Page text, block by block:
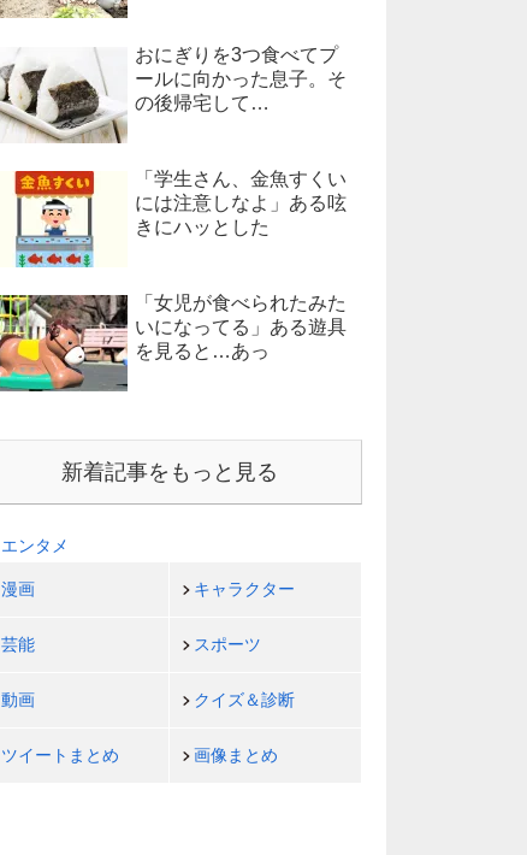
おにぎりを3つ食べてプ
ールに向かった息子。そ
の後帰宅して…
「学生さん、金魚すくい
には注意しなよ」ある呟
きにハッとした
「女児が食べられたみた
いになってる」ある遊具
を見ると…あっ
新着記事をもっと見る
エンタメ
漫画 キャラクター
芸能 スポーツ
動画 クイズ＆診断
ツイートまとめ 画像まとめ